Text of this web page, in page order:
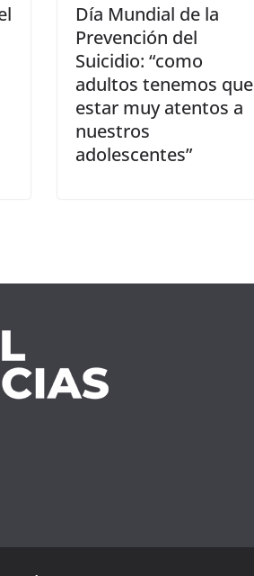
Día Mundial de la
Prevención del
Suicidio: “como
adultos tenemos que
estar muy atentos a
nuestros
adolescentes”